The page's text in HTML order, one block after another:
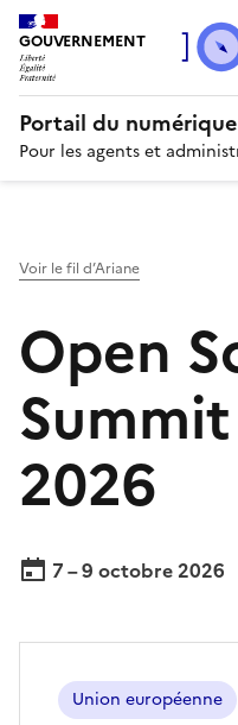
GOUVERNEMENT
Portail du
Pour les agents et
Voir le fil d’Ariane
Open
2026
7 – 9 octobre 2026
Union européenne